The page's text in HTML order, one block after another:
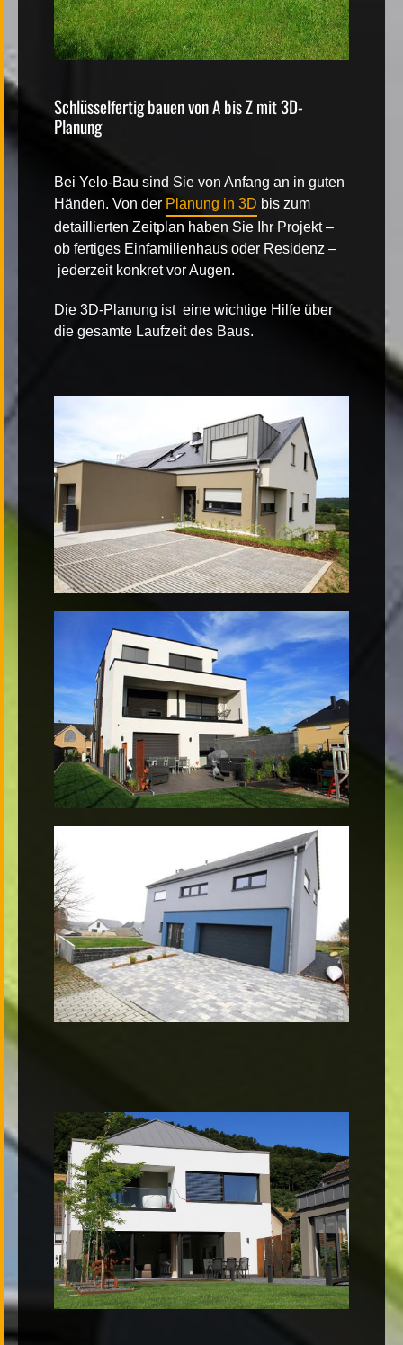
Schlüsselfertig bauen von A bis Z mit 3D-
Planung
Bei Yelo-Bau sind Sie von Anfang an in guten
Händen. Von der Planung in 3D bis zum
detaillierten Zeitplan haben Sie Ihr Projekt –
ob fertiges Einfamilienhaus oder Residenz –
jederzeit konkret vor Augen.
Die 3D-Planung ist eine wichtige Hilfe über
die gesamte Laufzeit des Baus.